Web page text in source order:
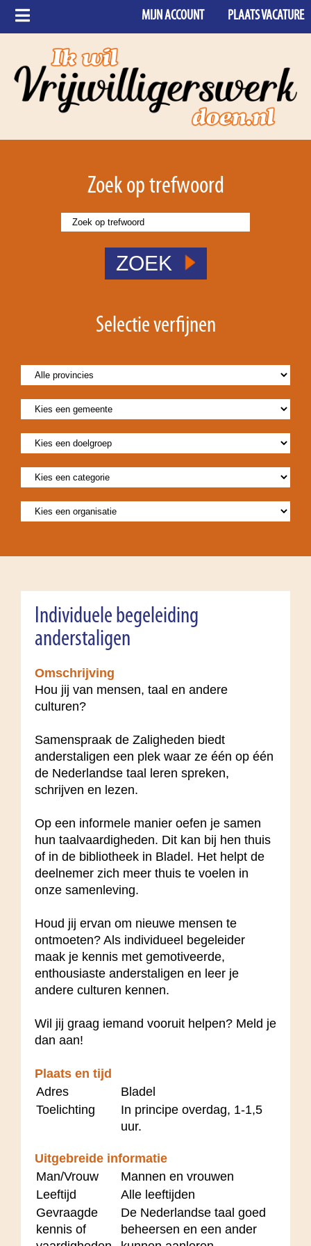
PLAATS VACATURE
MIJN ACCOUNT
Zoek op trefwoord
ZOEK
Selectie verfijnen
Individuele begeleiding
anderstaligen
Omschrijving
Hou jij van mensen, taal en andere
culturen?
Samenspraak de Zaligheden biedt
anderstaligen een plek waar ze één op één
de Nederlandse taal leren spreken,
schrijven en lezen.
Op een informele manier oefen je samen
hun taalvaardigheden. Dit kan bij hen thuis
of in de bibliotheek in Bladel. Het helpt de
deelnemer zich meer thuis te voelen in
onze samenleving.
Houd jij ervan om nieuwe mensen te
ontmoeten? Als individueel begeleider
maak je kennis met gemotiveerde,
enthousiaste anderstaligen en leer je
andere culturen kennen.
Wil jij graag iemand vooruit helpen? Meld je
dan aan!
Plaats en tijd
Adres
Bladel
Toelichting
In principe overdag, 1-1,5
uur.
Uitgebreide informatie
Man/Vrouw
Mannen en vrouwen
Leeftijd
Alle leeftijden
Gevraagde
kennis of
De Nederlandse taal goed
beheersen en een ander